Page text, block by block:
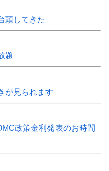
頭してきた
題
が見られます
政策金利発表のお時間